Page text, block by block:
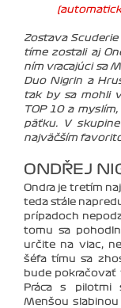
Zostava
tíme zostali aj
ním vracajúci sa
Duo Nigrin a
tak by sa mohli
TOP 10 a
päťku. V
najväčším
ONDŘEJ
Ondra je tretím
teda stále
prípadoch
tomu sa
určite na viac,
šéfa tímu sa
bude pokračovať
Práca s pilotmi
Menšou slabinou